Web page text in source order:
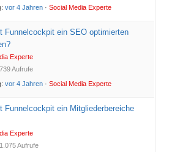
vor 4 Jahren ·Social Media Experte
Funnelcockpit ein SEO optimierten
Experte
Aufrufe
vor 4 Jahren ·Social Media Experte
Funnelcockpit ein Mitgliederbereiche
Experte
Aufrufe